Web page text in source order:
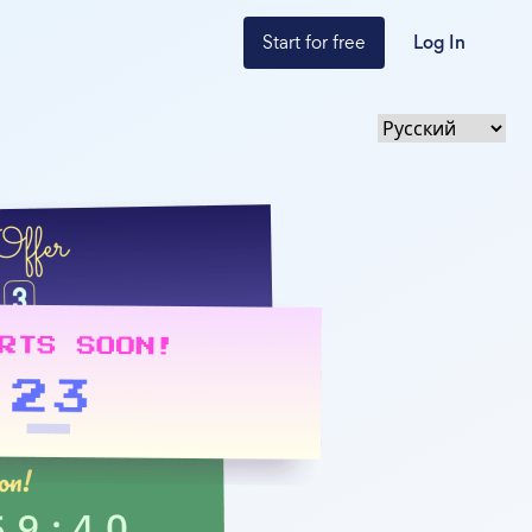
Start for free Log In